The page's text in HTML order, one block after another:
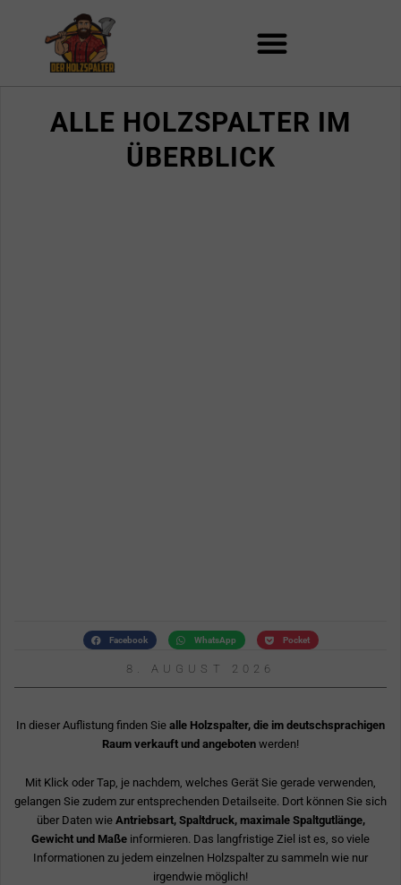
ALLE HOLZSPALTER IM
ÜBERBLICK
Facebook WhatsApp Pocket
8. AUGUST 2026
In dieser Auflistung finden Sie alle Holzspalter, die im deutschsprachigen
Raum verkauft und angeboten werden!
Mit Klick oder Tap, je nachdem, welches Gerät Sie gerade verwenden,
gelangen Sie zudem zur entsprechenden Detailseite. Dort können Sie sich
über Daten wie Antriebsart, Spaltdruck, maximale Spaltgutlänge,
Gewicht und Maße informieren. Das langfristige Ziel ist es, so viele
Informationen zu jedem einzelnen Holzspalter zu sammeln wie nur
irgendwie möglich!